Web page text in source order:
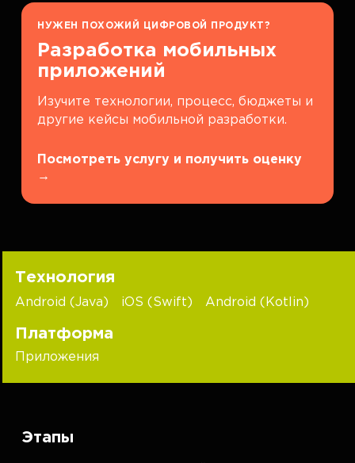
НУЖЕН ПОХОЖИЙ ЦИФРОВОЙ ПРОДУКТ?
Разработка мобильных
приложений
Изучите технологии, процесс, бюджеты и
другие кейсы мобильной разработки.
Посмотреть услугу и получить оценку
→
Технология
Android (Java) iOS (Swift) Android (Kotlin)
Платформа
Приложения
Этапы